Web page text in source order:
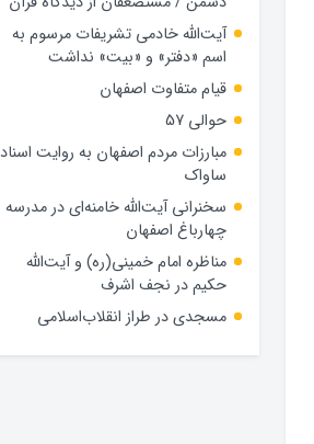
آیت‌الله خادمی تشریفات مرسوم به
اسم «دفتر» و «بیت» نداشت
قیام متفاوت اصفهان
حوالی 57
مبارزات مردم اصفهان به روایت اسناد
ساواک
سخنرانی آیت‌الله خامنه‌ای در مدرسه
چهارباغ اصفهان
مناظره امام خمینی(ره) و آیت‌الله
حکیم در نجف اشرف
مسجدی در طراز انقلاب‌اسلامی